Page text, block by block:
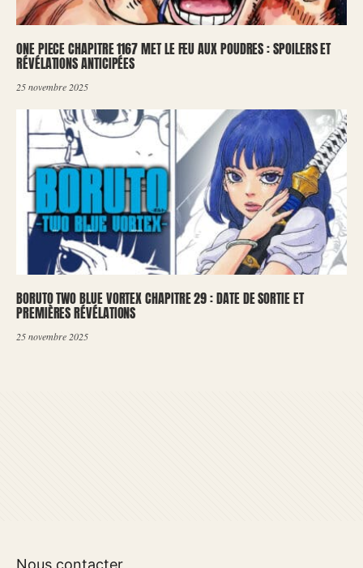
ONE PIECE CHAPITRE 1167 MET LE FEU AUX POUDRES : SPOILERS ET
RÉVÉLATIONS ANTICIPÉES
25 novembre 2025
BORUTO TWO BLUE VORTEX CHAPITRE 29 : DATE DE SORTIE ET
PREMIÈRES RÉVÉLATIONS
25 novembre 2025
Nous contacter